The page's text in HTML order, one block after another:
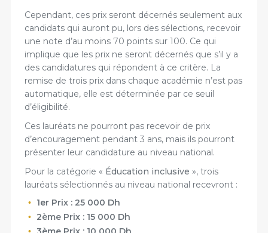
Cependant, ces prix seront décernés seulement aux
candidats qui auront pu, lors des sélections, recevoir
une note d’au moins 70 points sur 100. Ce qui
implique que les prix ne seront décernés que s’il y a
des candidatures qui répondent à ce critère. La
remise de trois prix dans chaque académie n’est pas
automatique, elle est déterminée par ce seuil
d’éligibilité.
Ces lauréats ne pourront pas recevoir de prix
d’encouragement pendant 3 ans, mais ils pourront
présenter leur candidature au niveau national.
Pour la catégorie « Éducation inclusive », trois
lauréats sélectionnés au niveau national recevront :
1er Prix : 25 000 Dh
2ème Prix : 15 000 Dh